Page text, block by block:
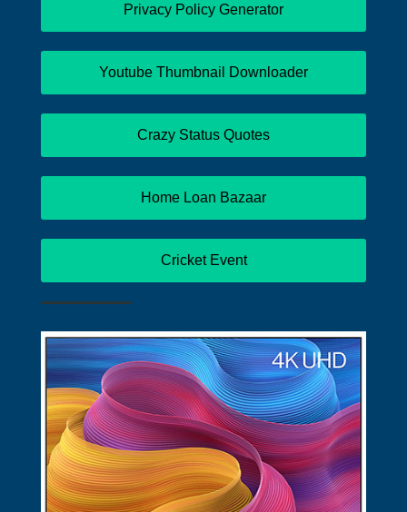
Privacy Policy Generator
Youtube Thumbnail Downloader
Crazy Status Quotes
Home Loan Bazaar
Cricket Event